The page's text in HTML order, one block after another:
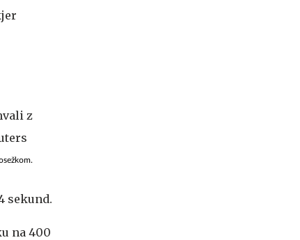
sekund.
na 400